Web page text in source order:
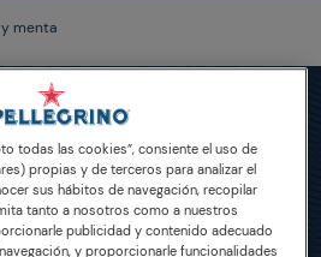
menta
todas las cookies”, consiente el uso de
propias y de terceros para analizar el
sus hábitos de navegación, recopilar
tanto a nosotros como a nuestros
publicidad y contenido adecuado
y proporcionarle funcionalidades